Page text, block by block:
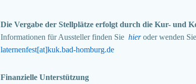
Die Vergabe der Stellplätze erfolgt durch die Kur- und
Informationen für Aussteller finden Sie hieroder wenden
laternenfest[at]kuk.bad-homburg.de
Finanzielle Unterstützung